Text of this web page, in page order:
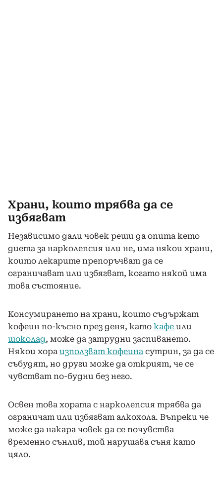
Храни, които трябва да се
избягват
Независимо дали човек реши да опита кето
диета за нарколепсия или не, има някои храни,
които лекарите препоръчват да се
ограничават или избягват, когато някой има
това състояние.
Консумирането на храни, които съдържат
кофеин по-късно през деня, като кафе или
шоколад, може да затрудни заспиването.
Някои хора използват кофеина сутрин, за да се
събудят, но други може да открият, че се
чувстват по-будни без него.
Освен това хората с нарколепсия трябва да
ограничат или избягват алкохола. Въпреки че
може да накара човек да се почувства
временно сънлив, той нарушава съня като
цяло.